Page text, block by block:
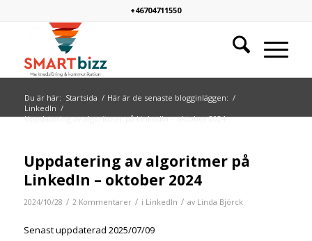
+46704711550
Du är här: Startsida / Här är de senaste blogginläggen: /
LinkedIn /
Uppdatering av algoritmer på LinkedIn – oktober 2024
Uppdatering av algoritmer på
LinkedIn – oktober 2024
2024/10/28 / 2 Kommentarer / i LinkedIn / av Linda Björck
Senast uppdaterad 2025/07/09